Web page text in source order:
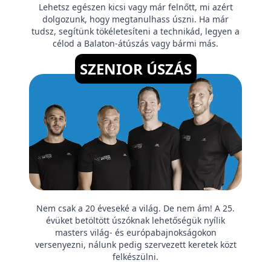
Lehetsz egészen kicsi vagy már felnőtt, mi azért
dolgozunk, hogy megtanulhass úszni. Ha már
tudsz, segítünk tökéletesíteni a technikád, legyen a
célod a Balaton-átúszás vagy bármi más.
SZENIOR ÚSZÁS
Nem csak a 20 éveseké a világ. De nem ám! A 25.
évüket betöltött úszóknak lehetőségük nyílik
masters világ- és európabajnokságokon
versenyezni, nálunk pedig szervezett keretek közt
felkészülni.